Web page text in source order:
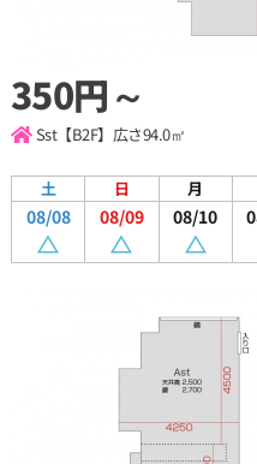
350円～
Sst【B2F】 広さ94.0㎡
土
08/08
日
08/09
月
08/10